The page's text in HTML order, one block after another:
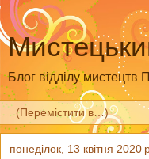
Блог відділу мистецтв
понеділок, 13 квітня 2020